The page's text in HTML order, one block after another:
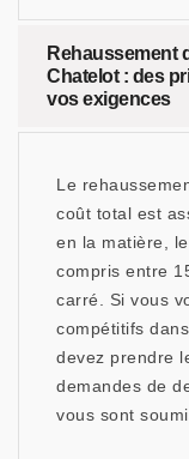
Rehaussement
Chatelot : des
vos exigences
Le
coût total est
en la matière,
compris entre
carré. Si vous
compétitifs
devez prendre
demandes de
vous sont